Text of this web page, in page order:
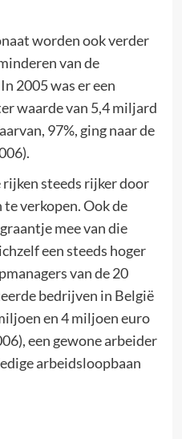
worden ook verder
van de
2005 was er een
waarde van 5,4 miljard
97%, ging naar de
steeds rijker door
verkopen. Ook de
mee van die
een steeds hoger
van de 20
bedrijven in België
en 4 miljoen euro
een gewone arbeider
arbeidsloopbaan